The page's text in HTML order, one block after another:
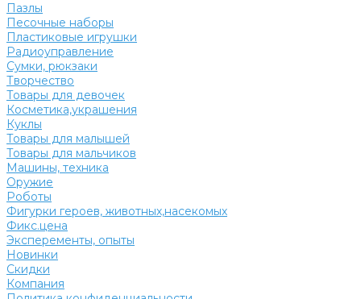
Пазлы
Песочные наборы
Пластиковые игрушки
Радиоуправление
Сумки, рюкзаки
Творчество
Товары для девочек
Косметика,украшения
Куклы
Товары для малышей
Товары для мальчиков
Машины, техника
Оружие
Роботы
Фигурки героев, животных,насекомых
Фикс.цена
Эксперементы, опыты
Новинки
Скидки
Компания